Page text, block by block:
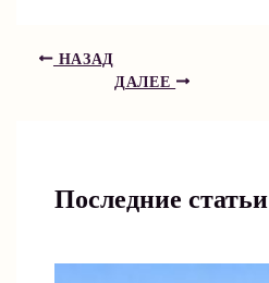
НАЗАД
ДАЛЕЕ
Последние статьи